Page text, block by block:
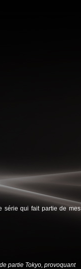
série qui fait partie de mes
partie Tokyo, provoquant